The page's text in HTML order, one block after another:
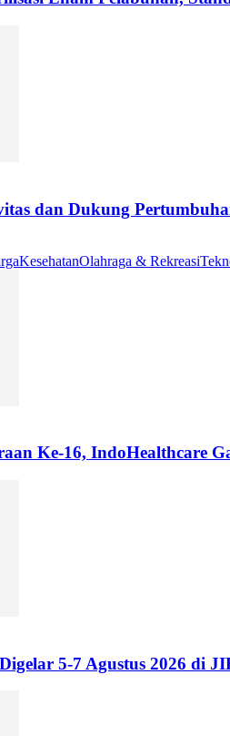
dan Dukung
KesehatanOlahraga & Rekreasi
Ke-16, IndoHealthcare
5-7 Agustus 2026 di